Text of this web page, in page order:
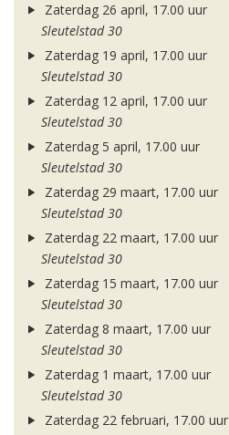
Zaterdag 26 april, 17.00 uur
Sleutelstad 30
Zaterdag 19 april, 17.00 uur
Sleutelstad 30
Zaterdag 12 april, 17.00 uur
Sleutelstad 30
Zaterdag 5 april, 17.00 uur
Sleutelstad 30
Zaterdag 29 maart, 17.00 uur
Sleutelstad 30
Zaterdag 22 maart, 17.00 uur
Sleutelstad 30
Zaterdag 15 maart, 17.00 uur
Sleutelstad 30
Zaterdag 8 maart, 17.00 uur
Sleutelstad 30
Zaterdag 1 maart, 17.00 uur
Sleutelstad 30
Zaterdag 22 februari, 17.00 uur